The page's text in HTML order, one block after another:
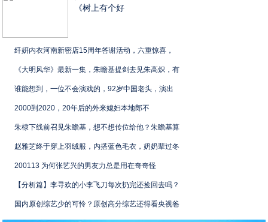
《树上有个好
纤妍内衣河南新密店15周年答谢活动，六重惊喜，
《大明风华》最新一集，朱瞻基提剑去见朱高炽，有
谁能想到，一位不会演戏的，92岁中国老头，演出
2000到2020，20年后的外来媳妇本地郎不
朱棣下线前召见朱瞻基，想不想传位给他？朱瞻基算
赵雅芝终于穿上羽绒服，内搭蓝色毛衣，奶奶辈过冬
200113 为何张艺兴的男友力总是用在奇奇怪
【分析篇】李寻欢的小李飞刀每次扔完还捡回去吗？
国内原创综艺少的可怜？原创高分综艺还得看央视爸